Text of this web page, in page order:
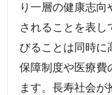
り一層の健康志
されることを表し
びることは同時に
保障制度や医療費
ます。長寿社会